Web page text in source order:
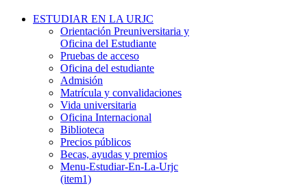
ESTUDIAR EN LA URJC
Orientación Preuniversitaria y
Oficina del Estudiante
Pruebas de acceso
Oficina del estudiante
Admisión
Matrícula y convalidaciones
Vida universitaria
Oficina Internacional
Biblioteca
Precios públicos
Becas, ayudas y premios
Menu-Estudiar-En-La-Urjc
(item1)